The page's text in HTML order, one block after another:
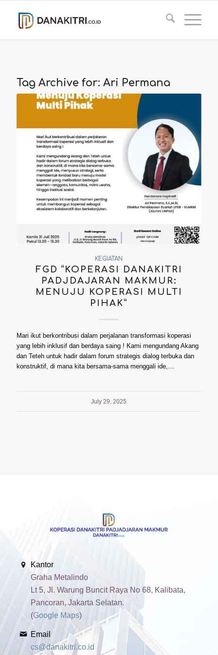
Tag Archive for: Ari Permana
KEGIATAN
FGD “KOPERASI DANAKITRI
PADJDAJARAN MAKMUR:
MENUJU KOPERASI MULTI
PIHAK”
Mari ikut berkontribusi dalam perjalanan transformasi koperasi
yang lebih inklusif dan berdaya saing ! Kami mengundang Akang
dan Teteh untuk hadir dalam forum strategis dialog terbuka dan
konstruktif, di mana kita bersama-sama menggali ide,…
July 29, 2025
Kantor
Graha Metalindo
Lt 5, Jl. Warung Buncit Raya No 68, Kalibata,
Pancoran, Jakarta Selatan.
(Google Maps)
Email
cs@danakitri.co.id